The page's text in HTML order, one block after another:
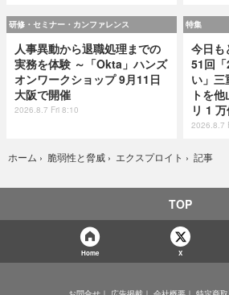
研修・セミナー・カンファレンス
人事異動から退職処理までの
実務を体験 ～「Okta」ハンズ
オンワークショップ 9月11日
大阪で開催
2026.8.7 Fri 8:10
特集
今日も
51回
い」三
トを
リ 1
2026.8.7
ホーム › 脆弱性と脅威 › エクスプロイト › 記事
TOP
Home X